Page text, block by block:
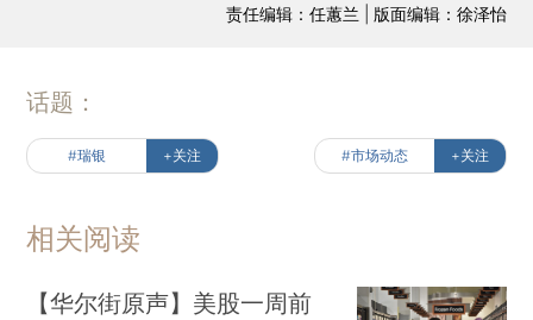
责任编辑：任蕙兰 | 版面编辑：徐泽怡
话题：
#瑞银 +关注 #市场动态 +关注
相关阅读
【华尔街原声】美股一周前